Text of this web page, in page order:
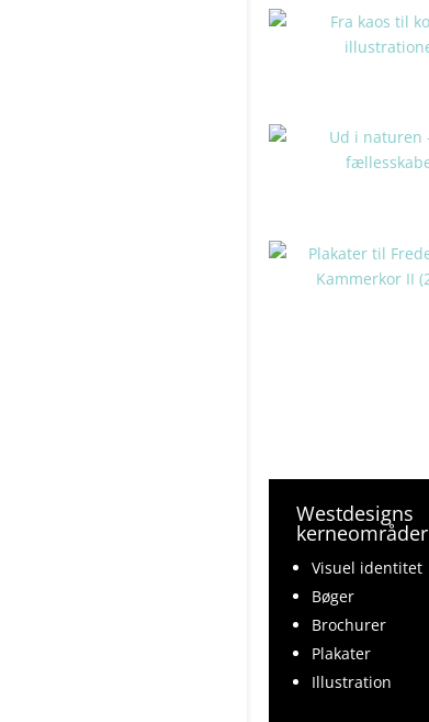
Westdesigns
kerneområder
Visuel identitet
Bøger
Brochurer
Plakater
Illustration